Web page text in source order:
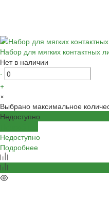
Набор для мягких контактных
Нет в наличии
-
+
×
Выбрано максимальное
Недоступно
Недоступно
Подробнее